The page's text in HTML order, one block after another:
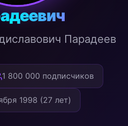
Парадеев
1 800 000 подписчиков
1998 (27 лет)